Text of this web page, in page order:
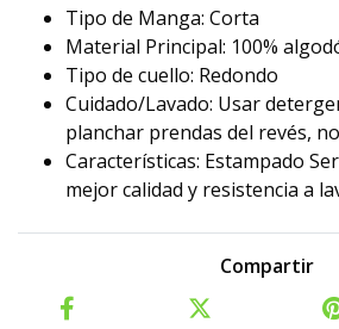
Tipo de Manga: Corta
Material Principal: 100%
Tipo de cuello: Redondo
Cuidado/Lavado: Usar
planchar prendas del revés,
Características: Estampado
mejor calidad y resistencia a
Compartir